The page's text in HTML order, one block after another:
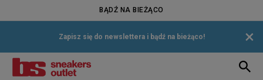
BĄDŹ NA BIEŻĄCO
Zapisz się do newslettera i bądź na bieżąco! ×